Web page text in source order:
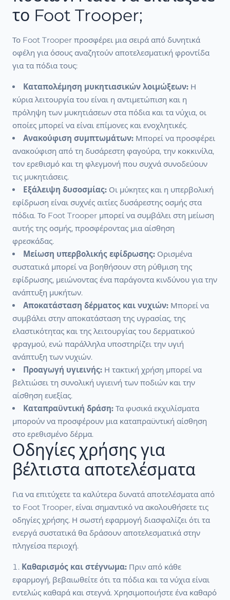
το Foot Trooper;
Το Foot Trooper προσφέρει μια σειρά από δυνητικά
οφέλη για όσους αναζητούν αποτελεσματική φροντίδα
για τα πόδια τους:
Καταπολέμηση μυκητιασικών λοιμώξεων: Η
κύρια λειτουργία του είναι η αντιμετώπιση και η
πρόληψη των μυκητιάσεων στα πόδια και τα νύχια, οι
οποίες μπορεί να είναι επίμονες και ενοχλητικές.
Ανακούφιση συμπτωμάτων: Μπορεί να προσφέρει
ανακούφιση από τη δυσάρεστη φαγούρα, την κοκκινίλα,
τον ερεθισμό και τη φλεγμονή που συχνά συνοδεύουν
τις μυκητιάσεις.
Εξάλειψη δυσοσμίας: Οι μύκητες και η υπερβολική
εφίδρωση είναι συχνές αιτίες δυσάρεστης οσμής στα
πόδια. Το Foot Trooper μπορεί να συμβάλει στη μείωση
αυτής της οσμής, προσφέροντας μια αίσθηση
φρεσκάδας.
Μείωση υπερβολικής εφίδρωσης: Ορισμένα
συστατικά μπορεί να βοηθήσουν στη ρύθμιση της
εφίδρωσης, μειώνοντας ένα παράγοντα κινδύνου για την
ανάπτυξη μυκήτων.
Αποκατάσταση δέρματος και νυχιών: Μπορεί να
συμβάλει στην αποκατάσταση της υγρασίας, της
ελαστικότητας και της λειτουργίας του δερματικού
φραγμού, ενώ παράλληλα υποστηρίζει την υγιή
ανάπτυξη των νυχιών.
Προαγωγή υγιεινής: Η τακτική χρήση μπορεί να
βελτιώσει τη συνολική υγιεινή των ποδιών και την
αίσθηση ευεξίας.
Καταπραϋντική δράση: Τα φυσικά εκχυλίσματα
μπορούν να προσφέρουν μια καταπραϋντική αίσθηση
στο ερεθισμένο δέρμα.
Οδηγίες χρήσης για
βέλτιστα αποτελέσματα
Για να επιτύχετε τα καλύτερα δυνατά αποτελέσματα από
το Foot Trooper, είναι σημαντικό να ακολουθήσετε τις
οδηγίες χρήσης. Η σωστή εφαρμογή διασφαλίζει ότι τα
ενεργά συστατικά θα δράσουν αποτελεσματικά στην
πληγείσα περιοχή.
Καθαρισμός και στέγνωμα: Πριν από κάθε
εφαρμογή, βεβαιωθείτε ότι τα πόδια και τα νύχια είναι
εντελώς καθαρά και στεγνά. Χρησιμοποιήστε ένα καθαρό